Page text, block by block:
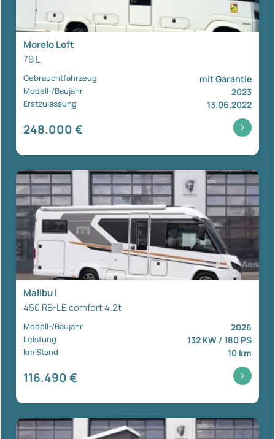
Morelo Loft
79 L
Gebrauchtfahrzeug mit Garantie
Modell-/Baujahr 2023
Erstzulassung 13.06.2022
248.000 €
Malibu I
450 RB-LE comfort 4.2t
Modell-/Baujahr 2026
Leistung 132 KW / 180 PS
km Stand 10 km
116.490 €